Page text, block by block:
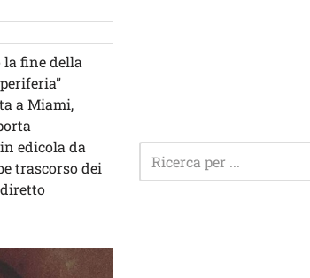
la fine della
a Miami,
edicola da
trascorso dei